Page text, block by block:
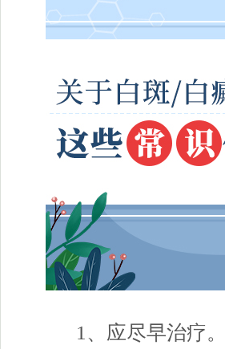
1、应尽早治疗。